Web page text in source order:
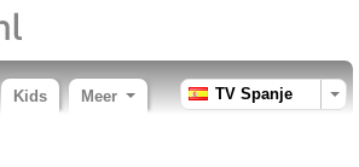
Kids Meer TV Spanje